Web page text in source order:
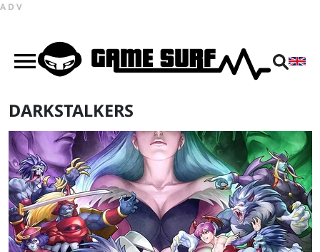
ADV
DARKSTALKERS